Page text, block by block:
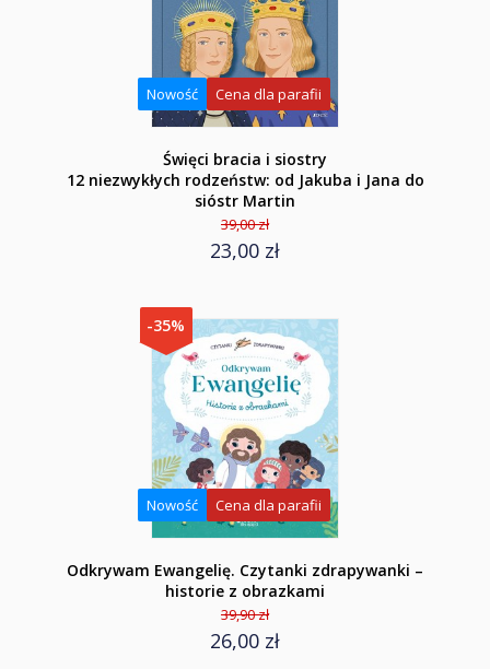
Nowość Cena dla parafii
Święci bracia i siostry
12 niezwykłych rodzeństw: od Jakuba i Jana do
sióstr Martin
39,00 zł
23,00 zł
-35%
Nowość Cena dla parafii
Odkrywam Ewangelię. Czytanki zdrapywanki –
historie z obrazkami
39,90 zł
26,00 zł